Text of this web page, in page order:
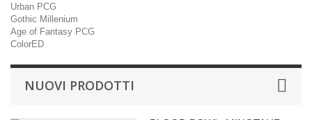
Urban PCG
Gothic Millenium
Age of Fantasy PCG
ColorED
NUOVI PRODOTTI